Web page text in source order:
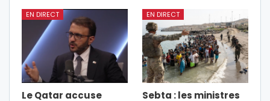
EN DIRECT
Le Qatar accuse
EN DIRECT
Sebta : les ministres